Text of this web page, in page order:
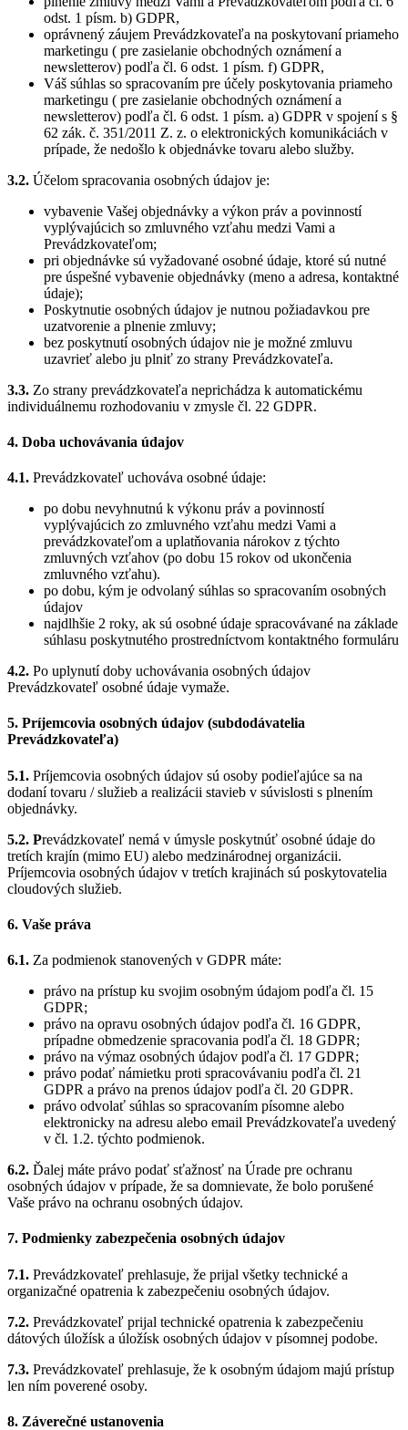
odst. 1 písm. b) GDPR,
oprávnený záujem Prevádzkovateľa na poskytovaní priameho
marketingu ( pre zasielanie obchodných oznámení a
newsletterov) podľa čl. 6 odst. 1 písm. f) GDPR,
Váš súhlas so spracovaním pre účely poskytovania priameho
marketingu ( pre zasielanie obchodných oznámení a
newsletterov) podľa čl. 6 odst. 1 písm. a) GDPR v spojení s §
62 zák. č. 351/2011 Z. z. o elektronických komunikáciách v
prípade, že nedošlo k objednávke tovaru alebo služby.
3.2. Účelom spracovania osobných údajov je:
vybavenie Vašej objednávky a výkon práv a povinností
vyplývajúcich so zmluvného vzťahu medzi Vami a
Prevádzkovateľom;
pri objednávke sú vyžadované osobné údaje, ktoré sú nutné
pre úspešné vybavenie objednávky (meno a adresa, kontaktné
údaje);
Poskytnutie osobných údajov je nutnou požiadavkou pre
uzatvorenie a plnenie zmluvy;
bez poskytnutí osobných údajov nie je možné zmluvu
uzavrieť alebo ju plniť zo strany Prevádzkovateľa.
3.3. Zo strany prevádzkovateľa neprichádza k automatickému
individuálnemu rozhodovaniu v zmysle čl. 22 GDPR.
4. Doba uchovávania údajov
4.1. Prevádzkovateľ uchováva osobné údaje:
po dobu nevyhnutnú k výkonu práv a povinností
vyplývajúcich zo zmluvného vzťahu medzi Vami a
prevádzkovateľom a uplatňovania nárokov z týchto
zmluvných vzťahov (po dobu 15 rokov od ukončenia
zmluvného vzťahu).
po dobu, kým je odvolaný súhlas so spracovaním osobných
údajov
najdlhšie 2 roky, ak sú osobné údaje spracovávané na základe
súhlasu poskytnutého prostredníctvom kontaktného formuláru
4.2. Po uplynutí doby uchovávania osobných údajov
Prevádzkovateľ osobné údaje vymaže.
5. Príjemcovia osobných údajov (subdodávatelia
Prevádzkovateľa)
5.1. Príjemcovia osobných údajov sú osoby podieľajúce sa na
dodaní tovaru / služieb a realizácii stavieb v súvislosti s plnením
objednávky.
5.2. Prevádzkovateľ nemá v úmysle poskytnúť osobné údaje do
tretích krajín (mimo EU) alebo medzinárodnej organizácii.
Príjemcovia osobných údajov v tretích krajinách sú poskytovatelia
cloudových služieb.
6. Vaše práva
6.1. Za podmienok stanovených v GDPR máte:
právo na prístup ku svojim osobným údajom podľa čl. 15
GDPR;
právo na opravu osobných údajov podľa čl. 16 GDPR,
prípadne obmedzenie spracovania podľa čl. 18 GDPR;
právo na výmaz osobných údajov podľa čl. 17 GDPR;
právo podať námietku proti spracovávaniu podľa čl. 21
GDPR a právo na prenos údajov podľa čl. 20 GDPR.
právo odvolať súhlas so spracovaním písomne alebo
elektronicky na adresu alebo email Prevádzkovateľa uvedený
v čl. 1.2. týchto podmienok.
6.2. Ďalej máte právo podať sťažnosť na Úrade pre ochranu
osobných údajov v prípade, že sa domnievate, že bolo porušené
Vaše právo na ochranu osobných údajov.
7. Podmienky zabezpečenia osobných údajov
7.1. Prevádzkovateľ prehlasuje, že prijal všetky technické a
organizačné opatrenia k zabezpečeniu osobných údajov.
7.2. Prevádzkovateľ prijal technické opatrenia k zabezpečeniu
dátových úložísk a úložísk osobných údajov v písomnej podobe.
7.3. Prevádzkovateľ prehlasuje, že k osobným údajom majú prístup
len ním poverené osoby.
8. Záverečné ustanovenia